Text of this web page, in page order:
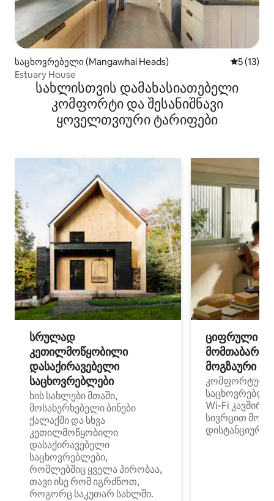
საცხოვრებელი (Mangawhai Heads) საშუალო
5 (13)
Estuary House
სახლისთვის დამახასიათებელი
კომფორტი და შესანიშნავი
ყოველთვიური ტარიფები
სრულად
კეთილმოწყობილი
დასაქირავებელი
საცხოვრებლები
ხის სახლები მთაში,
მოსახერხებელი ბინები
ქალაქში და სხვა
კეთილმოწყობილი
დასაქირავებელი
საცხოვრებლები,
რომლებშიც ყველა პირობაა,
თავი ისე რომ იგრძნოთ,
როგორც საკუთარ სახლში.
ციფრული
მოგზაური
კომფორტული
Wi‑Fi
სივრცით
დისტანციური